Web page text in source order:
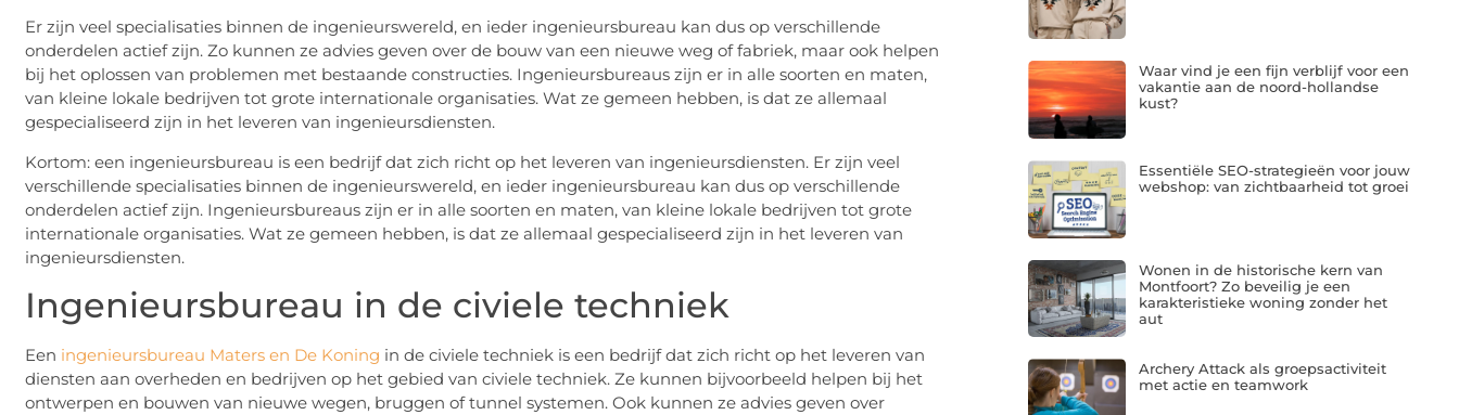
Er zijn veel specialisaties binnen de ingenieurswereld, en ieder ingenieursbureau kan dus op verschillende
onderdelen actief zijn. Zo kunnen ze advies geven over de bouw van een nieuwe weg of fabriek, maar ook helpen
bij het oplossen van problemen met bestaande constructies. Ingenieursbureaus zijn er in alle soorten en maten,
van kleine lokale bedrijven tot grote internationale organisaties. Wat ze gemeen hebben, is dat ze allemaal
gespecialiseerd zijn in het leveren van ingenieursdiensten.
Kortom: een ingenieursbureau is een bedrijf dat zich richt op het leveren van ingenieursdiensten. Er zijn veel
verschillende specialisaties binnen de ingenieurswereld, en ieder ingenieursbureau kan dus op verschillende
onderdelen actief zijn. Ingenieursbureaus zijn er in alle soorten en maten, van kleine lokale bedrijven tot grote
internationale organisaties. Wat ze gemeen hebben, is dat ze allemaal gespecialiseerd zijn in het leveren van
ingenieursdiensten.
Ingenieursbureau in de civiele techniek
Een ingenieursbureau Maters en De Koning in de civiele techniek is een bedrijf dat zich richt op het leveren van
diensten aan overheden en bedrijven op het gebied van civiele techniek. Ze kunnen bijvoorbeeld helpen bij het
ontwerpen en bouwen van nieuwe wegen, bruggen of tunnel systemen. Ook kunnen ze advies geven over
Waar vind je een fijn verblijf voor een
vakantie aan de noord-hollandse
kust?
Essentiële SEO-strategieën voor jouw
webshop: van zichtbaarheid tot groei
Wonen in de historische kern van
Montfoort? Zo beveilig je een
karakteristieke woning zonder het
aut
Archery Attack als groepsactiviteit
met actie en teamwork